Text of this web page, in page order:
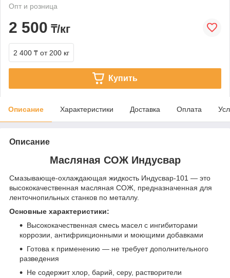
Опт и розница
2 500 ₸/кг
2 400 ₸ от 200 кг
Купить
Описание Характеристики Доставка Оплата
Описание
Масляная СОЖ Индусвар
Смазывающе-охлаждающая жидкость Индусвар-101 — это
высококачественная масляная СОЖ, предназначенная для
ленточнопильных станков по металлу.
Основные характеристики:
Высококачественная смесь масел с ингибиторами
коррозии, антифрикционными и моющими добавками
Готова к применению — не требует дополнительного
разведения
Не содержит хлор, барий, серу, растворители